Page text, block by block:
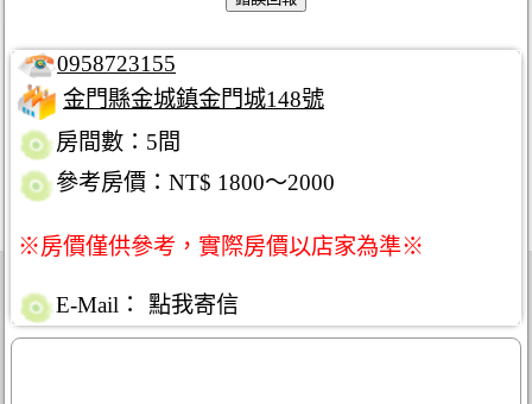
0958723155
金門縣金城鎮金門城148號
房間數：5間
參考房價：NT$ 1800～2000
※房價僅供參考，實際房價以店家為準※
E-Mail： 點我寄信